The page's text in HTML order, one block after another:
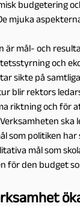
budgetering
mjuka
är mål- och
och
sikte på
blir rektors
riktning och för
ska
som politiken
mål som
för den budget